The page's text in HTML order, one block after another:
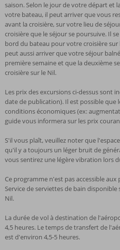
saison. Selon le jour de votre départ et
votre bateau, il peut arriver que vous
avant la croisière, sur votre lieu de
croisière que le séjour se poursuive. Il
bord du bateau pour votre croisière sur
peut aussi arriver que votre séjour
première semaine et que la deuxième
croisière sur le Nil.
Les prix des excursions ci-dessus sont
date de publication). Il est possible que
conditions économiques (ex:
guide vous informera sur les prix
S'il vous plaît, veuillez noter que
qu'il y a toujours un léger bruit de
vous sentirez une légère vibration lors
Ce programme n'est pas accessible
Service de serviettes de bain
Nil.
La durée de vol à destination de
4,5 heures. Le temps de transfert de
est d'environ 4,5-5 heures.